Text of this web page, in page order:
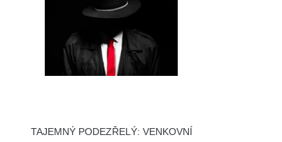
TAJEMNÝ PODEZŘELÝ: VENKOVNÍ